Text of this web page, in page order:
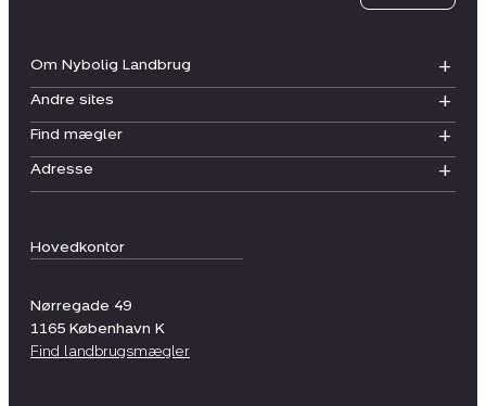
Hovedkontor
Nørregade 49
1165 København K
Find landbrugsmægler
Om Nybolig Landbrug
Andre sites
Find mægler
Adresse